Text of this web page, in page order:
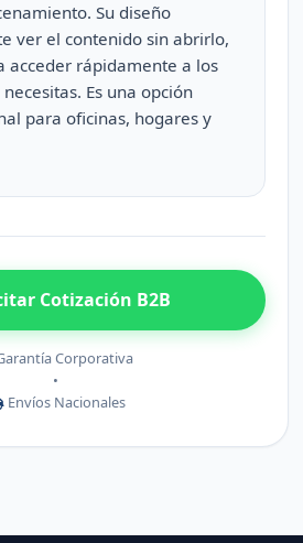
Su diseño
ver el contenido sin abrirlo,
acceder rápidamente a los
Es una opción
para oficinas, hogares y
Cotización B2B
Corporativa
•
Envíos Nacionales